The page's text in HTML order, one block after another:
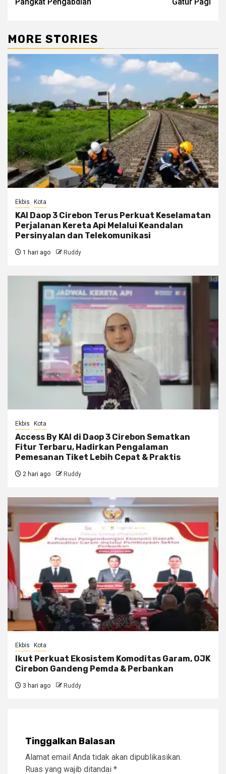
MORE STORIES
Ekbis Kota
KAI Daop 3 Cirebon Terus Perkuat Keselamatan
Perjalanan Kereta Api Melalui Keandalan
Persinyalan dan Telekomunikasi
1 hari ago Ruddy
Ekbis Kota
Access By KAI di Daop 3 Cirebon Sematkan
Fitur Terbaru, Hadirkan Pengalaman
Pemesanan Tiket Lebih Cepat & Praktis
2 hari ago Ruddy
Ekbis Kota
Ikut Perkuat Ekosistem Komoditas Garam, OJK
Cirebon Gandeng Pemda & Perbankan
3 hari ago Ruddy
Tinggalkan Balasan
Alamat email Anda tidak akan dipublikasikan.
Ruas yang wajib ditandai *